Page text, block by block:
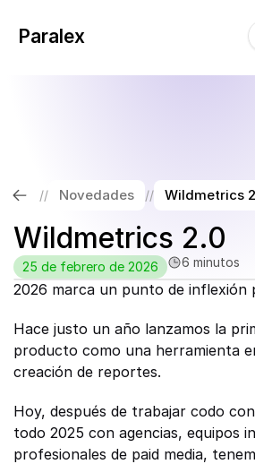
Paralex
// Novedades // Wildmetrics
Wildmetrics 2.0
2026 marca un punto de inflexión
Hace justo un año lanzamos la
producto como una herramienta
creación de reportes.
Hoy, después de trabajar codo
todo 2025 con agencias, equipos
profesionales de paid media,
25 de febrero de 2026 6 minutos